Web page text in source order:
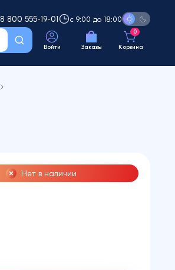
8 800 555-19-01 с 9:00 до 18:00
Войти Заказы
0
Корзина
Нет в наличии